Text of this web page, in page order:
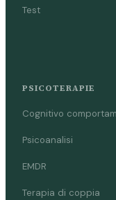
Test
PSICOTERAPIE
Cognitivo
Psicoanalisi
EMDR
Terapia di coppia